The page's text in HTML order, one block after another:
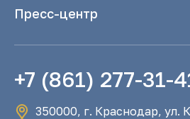
Пресс-центр
+7 (861) 277-31-
350000, г. Краснодар, ул.